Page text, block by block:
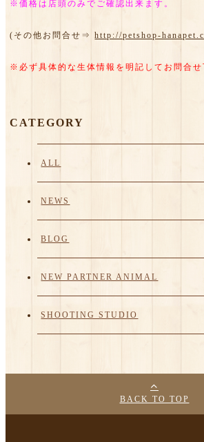
※価格は店頭のみでご確認出来ます。
(その他お問合せ⇒http://petshop-
※必ず具体的な生体情報を明記してお問合せ
CATEGORY
ALL
NEWS
BLOG
NEW PARTNER ANIMAL
SHOOTING STUDIO
BACK TO TOP